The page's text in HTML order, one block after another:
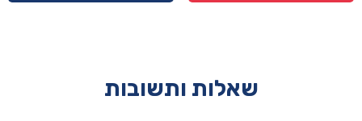
שאלות ותשובות